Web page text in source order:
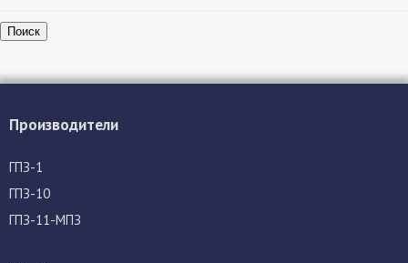
Поиск
Производители
ГПЗ-1
ГПЗ-10
ГПЗ-11-МПЗ